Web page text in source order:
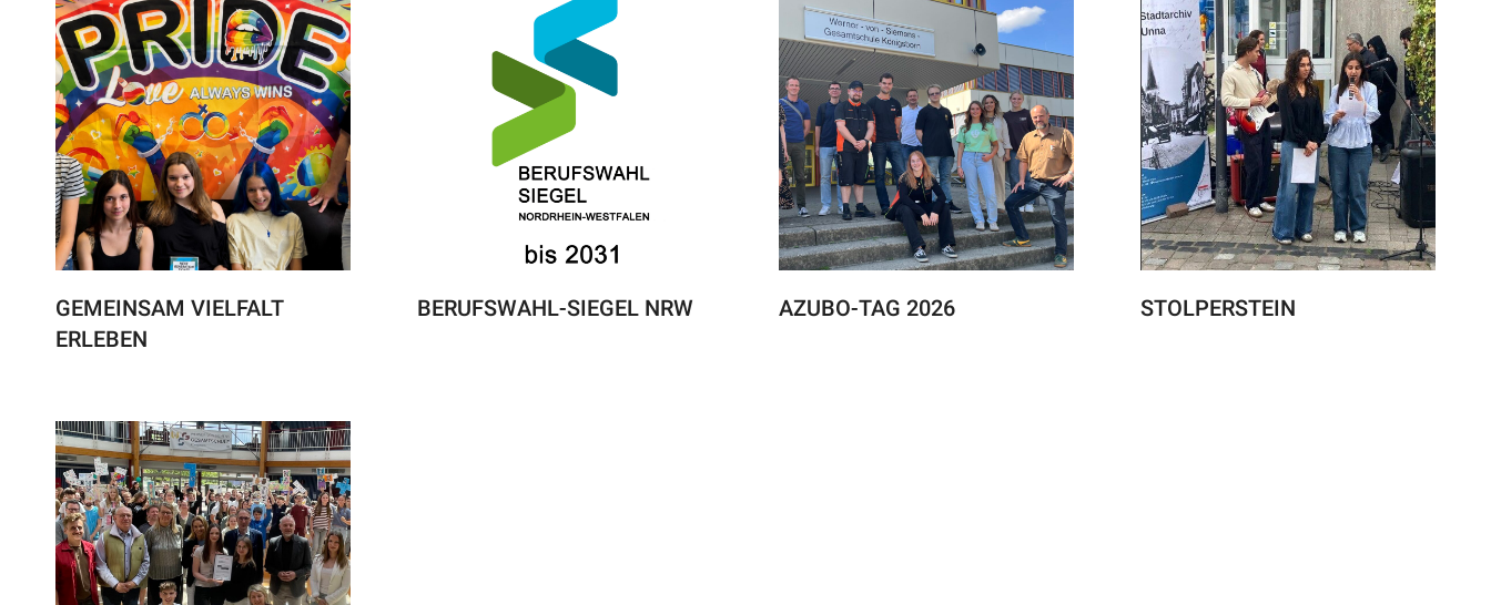
GEMEINSAM VIELFALT
ERLEBEN
BERUFSWAHL-SIEGEL NRW AZUBO-TAG 2026 STOLPERSTEIN